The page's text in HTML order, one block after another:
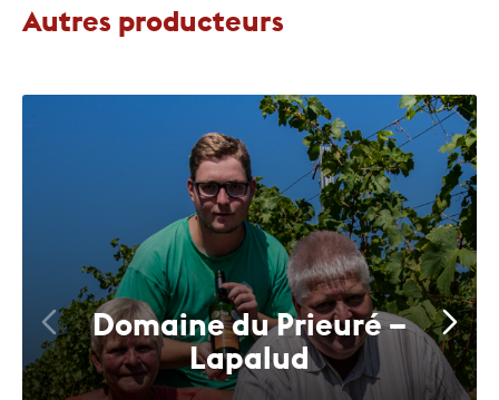
Autres producteurs
Domaine du Prieuré –
Lapalud